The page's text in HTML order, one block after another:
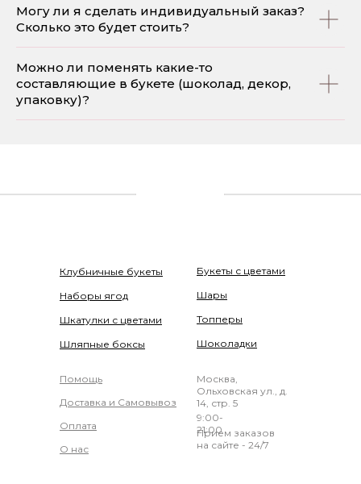
Могу ли я сделать индивидуальный заказ?
Сколько это будет стоить?
Можно ли поменять какие-то
составляющие в букете (шоколад, декор,
упаковку)?
Букеты с цветами
Шары
Топперы
Шоколадки
Клубничные букеты
Наборы ягод
Шкатулки с цветами
Шляпные боксы
9:00-
21:00
Москва,
Ольховская ул., д.
14, стр. 5
Прием заказов
на сайте - 24/7
Помощь
Доставка и Самовывоз
Оплата
О нас